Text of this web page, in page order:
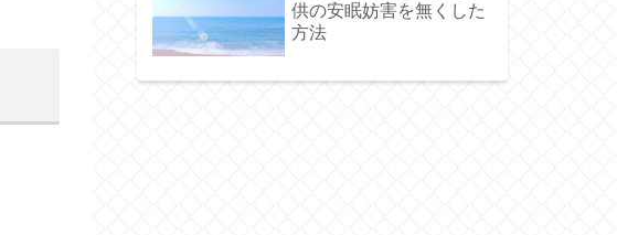
供の安眠妨害を無くした
方法